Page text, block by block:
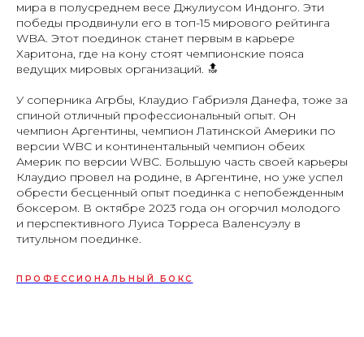
мира в полусреднем весе Джулиусом Индонго. Эти
победы продвинули его в топ-15 мирового рейтинга
WBA. Этот поединок станет первым в карьере
Харитона, где на кону стоят чемпионские пояса
ведущих мировых организаций. 🔝
У соперника Агрбы, Клаудио Габриэля Данефа, тоже за
спиной отличный профессиональный опыт. Он
чемпион Аргентины, чемпион Латинской Америки по
версии WBC и континентальный чемпион обеих
Америк по версии WBC. Большую часть своей карьеры
Клаудио провел на родине, в Аргентине, но уже успел
обрести бесценный опыт поединка с непобежденным
боксером. В октябре 2023 года он огорчил молодого
и перспективного Луиса Торреса Валенсуэлу в
титульном поединке.
ПРОФЕССИОНАЛЬНЫЙ БОКС